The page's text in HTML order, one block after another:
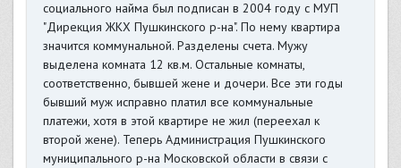
социального найма был подписан в 2004 году с МУП
"Дирекция ЖКХ Пушкинского р-на". По нему квартира
значится коммунальной. Разделены счета. Мужу
выделена комната 12 кв.м. Остальные комнаты,
соответственно, бывшей жене и дочери. Все эти годы
бывший муж исправно платил все коммунальные
платежи, хотя в этой квартире не жил (переехал к
второй жене). Теперь Администрация Пушкинского
муниципального р-на Московской области в связи с